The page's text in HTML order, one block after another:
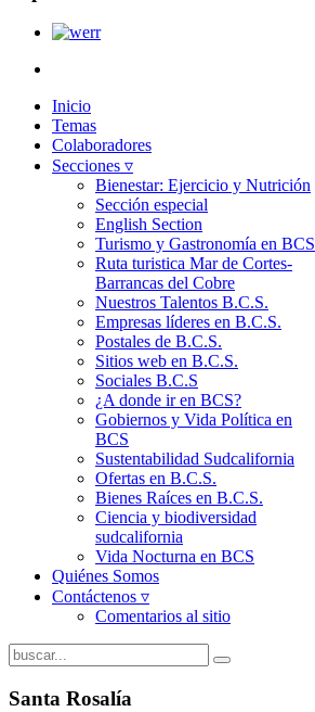
Inicio
Temas
Colaboradores
Secciones ▿
Bienestar: Ejercicio y Nutrición
Sección especial
English Section
Turismo y Gastronomía en BCS
Ruta turistica Mar de Cortes-
Barrancas del Cobre
Nuestros Talentos B.C.S.
Empresas líderes en B.C.S.
Postales de B.C.S.
Sitios web en B.C.S.
Sociales B.C.S
¿A donde ir en BCS?
Gobiernos y Vida Política en
BCS
Sustentabilidad Sudcalifornia
Ofertas en B.C.S.
Bienes Raíces en B.C.S.
Ciencia y biodiversidad
sudcalifornia
Vida Nocturna en BCS
Quiénes Somos
Contáctenos ▿
Comentarios al sitio
Santa Rosalía